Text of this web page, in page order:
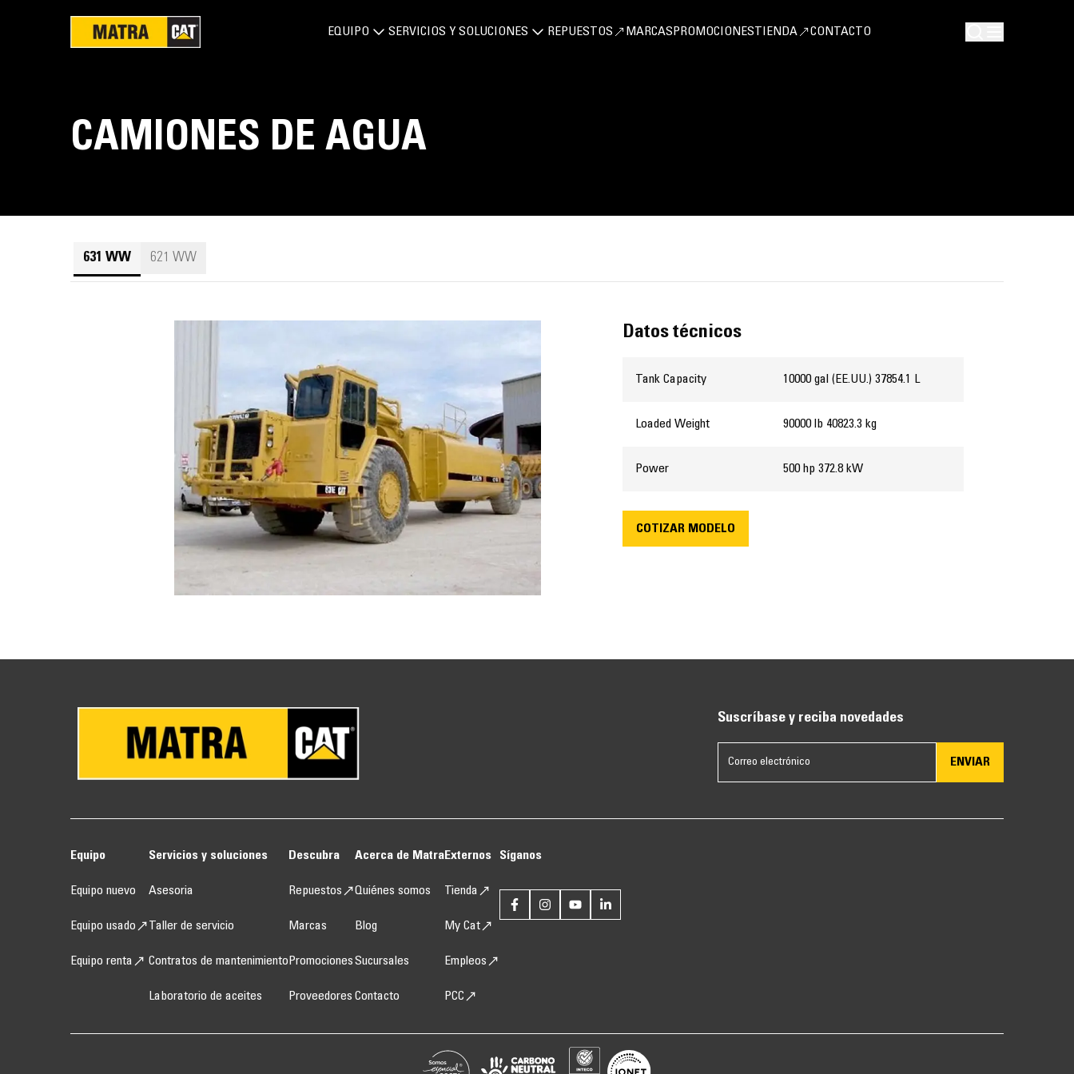
EQUIPO SERVICIOS Y SOLUCIONES REPUESTOS MARCAS PROMOCIONES TIENDA CONTACTO
CAMIONES DE AGUA
631 WW 621 WW
Datos técnicos
Datos técnicos
Tank Capacity
10000 gal (EE.UU.) 37854.1 L
Loaded Weight 90000 lb 40823.3 kg
Power 500 hp 372.8 kW
COTIZAR MODELO
Suscríbase y reciba novedades
ENVIAR
Equipo
Equipo nuevo
Equipo usado
Equipo renta
Servicios y soluciones
Asesoria
Taller de servicio
Contratos de mantenimiento
Laboratorio de aceites
Descubra
Repuestos
Marcas
Promociones
Proveedores
Acerca de Matra
Quiénes somos
Blog
Sucursales
Contacto
Externos
Tienda
My Cat
Empleos
PCC
Síganos